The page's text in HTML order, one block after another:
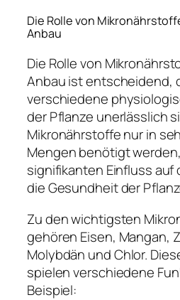
Die Rolle von
Anbau
Die Rolle von
Anbau ist entscheidend,
verschiedene
der Pflanze unerlässlich
Mikronährstoffe nur in
Mengen benötigt
signifikanten Einfluss auf
die Gesundheit der
Zu den wichtigsten
gehören Eisen, Mangan,
Molybdän und Chlor.
spielen verschiedene
Beispiel: